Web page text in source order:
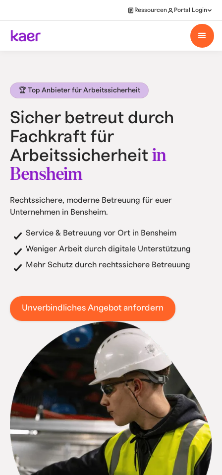
Ressourcen Portal Login
🏆 Top Anbieter für Arbeitssicherheit
Sicher betreut durch
Fachkraft für
Arbeitssicherheit in
Bensheim
Rechtssichere, moderne Betreuung für euer
Unternehmen in Bensheim.
Service & Betreuung vor Ort in Bensheim
Weniger Arbeit durch digitale Unterstützung
Mehr Schutz durch rechtssichere Betreuung
Unverbindliches Angebot anfordern